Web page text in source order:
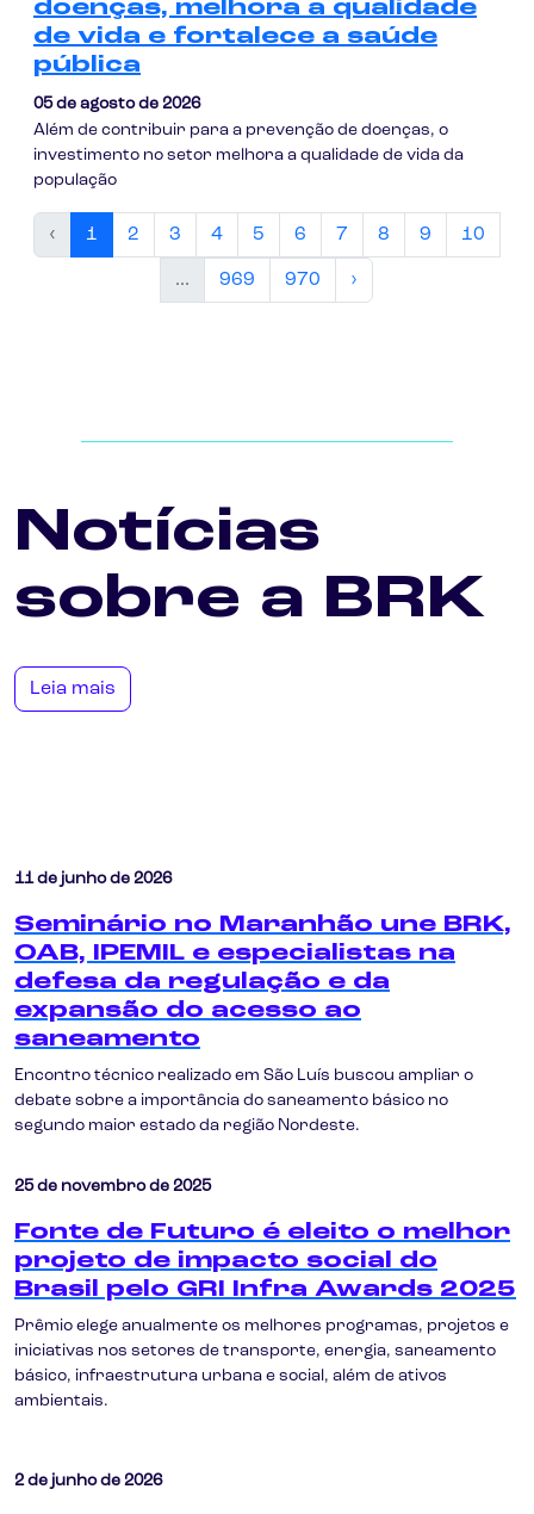
doenças, melhora a qualidade
de vida e fortalece a saúde
pública
05 de agosto de 2026
Além de contribuir para a prevenção de doenças, o
investimento no setor melhora a qualidade de vida da
população
‹ 1 2 3 4 5 6 7 8 9 10
... 969 970 ›
Notícias
sobre a BRK
Leia mais
11 de junho de 2026
Seminário no Maranhão une BRK,
OAB, IPEMIL e especialistas na
defesa da regulação e da
expansão do acesso ao
saneamento
Encontro técnico realizado em São Luís buscou ampliar o
debate sobre a importância do saneamento básico no
segundo maior estado da região Nordeste.
25 de novembro de 2025
Fonte de Futuro é eleito o melhor
projeto de impacto social do
Brasil pelo GRI Infra Awards 2025
Prêmio elege anualmente os melhores programas, projetos e
iniciativas nos setores de transporte, energia, saneamento
básico, infraestrutura urbana e social, além de ativos
ambientais.
2 de junho de 2026